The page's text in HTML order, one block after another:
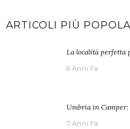
ARTICOLI PIÙ
La località perfetta
6 Anni Fa
Umbria in Camper:
7 Anni Fa